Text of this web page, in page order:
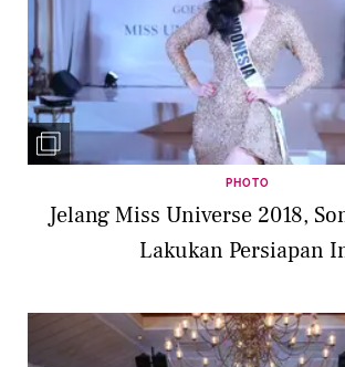
PHOTO
Jelang Miss Universe 2018,
Lakukan Persiapan